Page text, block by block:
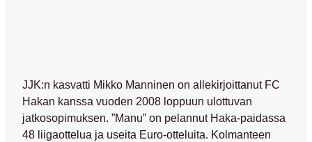
JJK:n kasvatti Mikko Manninen on allekirjoittanut FC
Hakan kanssa vuoden 2008 loppuun ulottuvan
jatkosopimuksen. ”Manu” on pelannut Haka-paidassa
48 liigaottelua ja useita Euro-otteluita. Kolmanteen